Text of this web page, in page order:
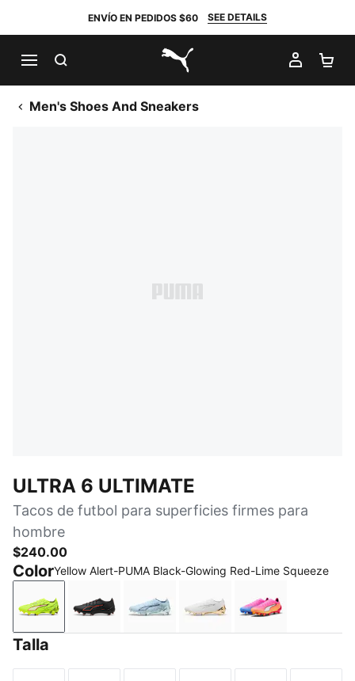
ENVÍO EN PEDIDOS $60 SEE DETAILS
PUMA.com
MI
Men's Shoes And Sneakers
ULTRA 6 ULTIMATE
Tacos de futbol para superficies firmes para
hombre
$240.00
ColorYellow Alert-PUMA Black-Glowing Red-Lime Squeeze
Yellow Alert-PUMA Black-Glowing Red-Lime
PUMA Black-PUMA Red
Icy Blue-PUMA White-Blue Jewel
PUMA White-Metallic
Poison Pink-
Talla